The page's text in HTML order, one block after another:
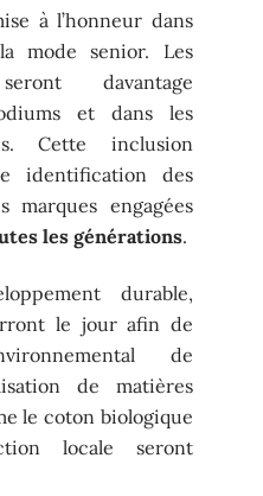
à l’honneur dans
mode senior. Les
davantage
et dans les
Cette inclusion
identification des
marques engagées
les générations.
durable,
le jour afin de
de
de matières
le coton biologique
locale seront